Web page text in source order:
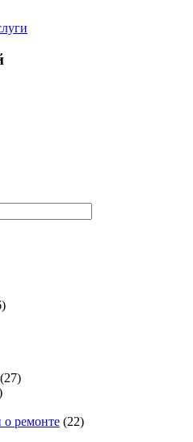
(27)
о ремонте (22)